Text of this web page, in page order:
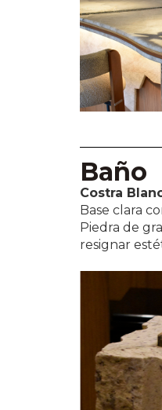
Baño
Costra
Base clara
Piedra de
resignar